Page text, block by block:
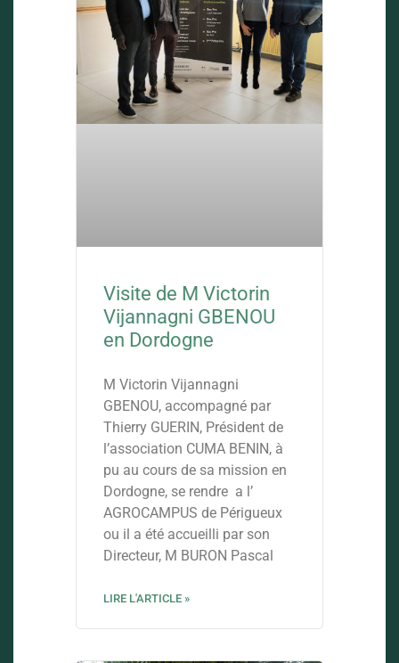
Visite de M Victorin
Vijannagni GBENOU
en Dordogne
M Victorin Vijannagni
GBENOU, accompagné par
Thierry GUERIN, Président de
l’association CUMA BENIN, à
pu au cours de sa mission en
Dordogne, se rendre a l’
AGROCAMPUS de Périgueux
ou il a été accueilli par son
Directeur, M BURON Pascal
LIRE L'ARTICLE »